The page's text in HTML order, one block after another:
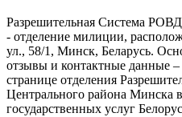
Разрешительная Система
- отделение милиции,
ул., 58/1, Минск, Беларусь.
отзывы и контактные данные
странице отделения
Центрального района Минска
государственных услуг